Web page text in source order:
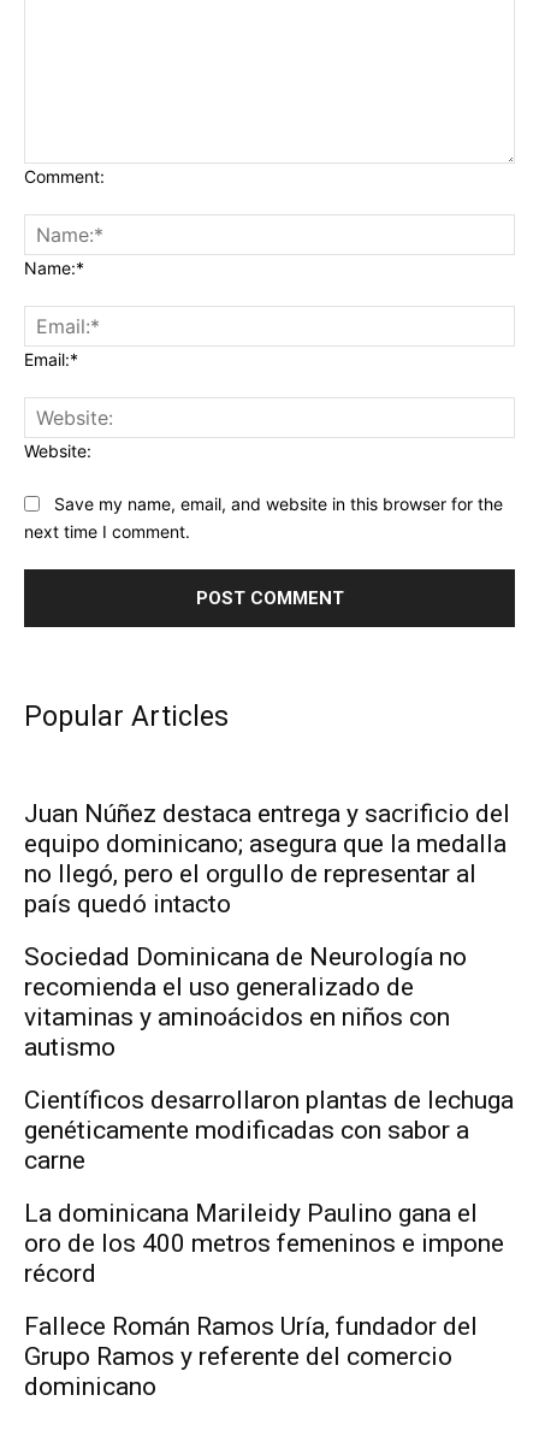
Comment:
Name:*
Email:*
Website:
Save my name, email, and website in this browser for the
next time I comment.
Popular Articles
Juan Núñez destaca entrega y sacrificio del
equipo dominicano; asegura que la medalla
no llegó, pero el orgullo de representar al
país quedó intacto
Sociedad Dominicana de Neurología no
recomienda el uso generalizado de
vitaminas y aminoácidos en niños con
autismo
Científicos desarrollaron plantas de lechuga
genéticamente modificadas con sabor a
carne
La dominicana Marileidy Paulino gana el
oro de los 400 metros femeninos e impone
récord
Fallece Román Ramos Uría, fundador del
Grupo Ramos y referente del comercio
dominicano